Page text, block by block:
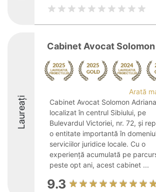
Laureați
Cabinet Avocat
Arată
Cabinet Avocat Solomon
localizat în centrul Sibiului, pe
Bulevardul Victoriei, nr. 72, și
o entitate importantă în
serviciilor juridice locale. Cu o
experiență acumulată pe
peste opt ani, acest cabinet ...
9.3